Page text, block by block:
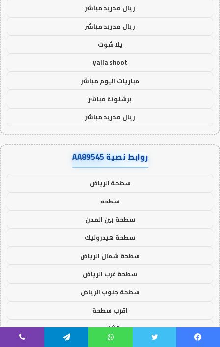
ريال مدريد مباشر
ريال مدريد مباشر
يلا شوت
yalla shoot
مباريات اليوم مباشر
برشلونة مباشر
ريال مدريد مباشر
روابط نصية AA89545
سطحة الرياض
سطحه
سطحة بين المدن
سطحة هيدروليك
سطحة شمال الرياض
سطحة غرب الرياض
سطحة جنوب الرياض
اقرب سطحة
تشليح